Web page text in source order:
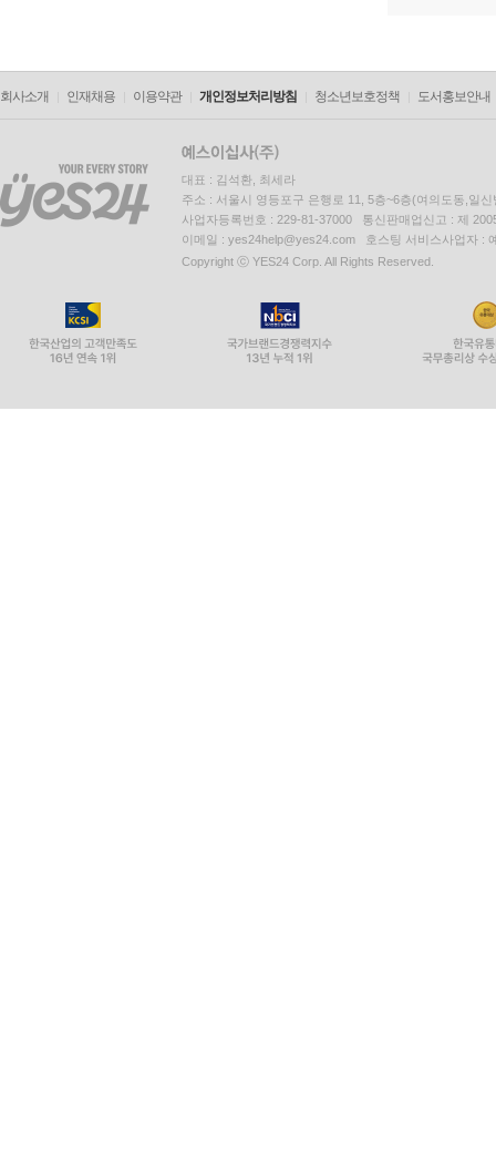
회사소개 인재채용 이용약관 개인정보처리방침 청소년보호정책 도서홍보안내
대표 : 김석환, 최세라
주소 : 서울시 영등포구 은행로 11, 5층~6층(여의도동,일신
사업자등록번호 : 229-81-37000 통신판매업신고 : 제
이메일 : yes24help@yes24.com 호스팅 서비스사업자 :
Copyright ⓒ YES24 Corp. All Rights Reserved.